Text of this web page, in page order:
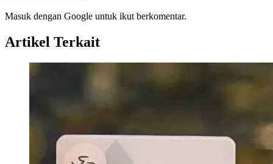
Masuk dengan Google untuk ikut berkomentar.
Artikel Terkait